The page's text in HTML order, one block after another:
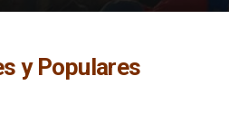
y Populares